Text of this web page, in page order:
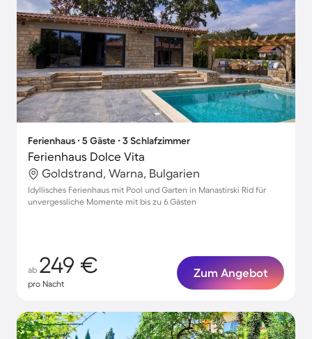
Ferienhaus ∙ 5 Gäste ∙ 3 Schlafzimmer
Ferienhaus Dolce Vita
Goldstrand, Warna, Bulgarien
Idyllisches Ferienhaus mit Pool und Garten in Manastirski Rid für
unvergessliche Momente mit bis zu 6 Gästen
ab 249 €
pro Nacht
Zum Angebot